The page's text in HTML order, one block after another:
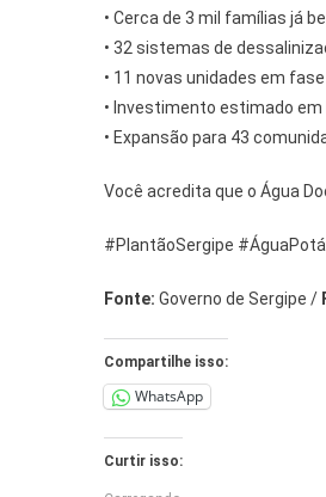
• Cerca de 3 mil famílias já
• 32 sistemas de
• 11 novas unidades em
• Investimento estimado em
• Expansão para 43
Você acredita que o Água
#PlantãoSergipe
Fonte: Governo de Sergipe /
Compartilhe isso:
WhatsApp
Curtir isso: